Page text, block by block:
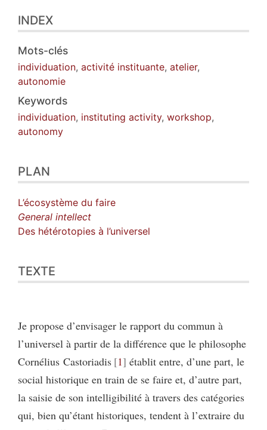
INDEX
Mots-clés
individuation, activité instituante, atelier,
autonomie
Keywords
individuation, instituting activity, workshop,
autonomy
PLAN
L’écosystème du faire
General intellect
Des hétérotopies à l’universel
TEXTE
Je propose d’envisager le rapport du commun à
l’universel à partir de la différence que le philosophe
Cornélius Castoriadis 1 établit entre, d’une part, le
social historique en train de se faire et, d’autre part,
la saisie de son intelligibilité à travers des catégories
qui, bien qu’étant historiques, tendent à l’extraire du